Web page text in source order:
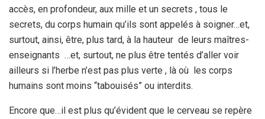
accès, en profondeur, aux mille et un secrets , tous le
secrets, du corps humain qu’ils sont appelés à soigner…et,
surtout, ainsi, être, plus tard, à la hauteur de leurs maîtres-
enseignants …et, surtout, ne plus être tentés d’aller voir
ailleurs si l’herbe n’est pas plus verte , là où les corps
humains sont moins “tabouisés” ou interdits.
Encore que…il est plus qu’évident que le cerveau se repère